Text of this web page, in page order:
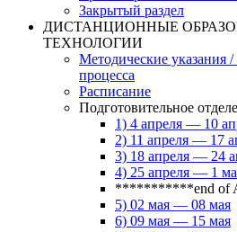
Закрытый раздел
ДИСТАНЦИОННЫЕ
ТЕХНОЛОГИИ
Методические указания
процесса
Расписание
Подготовительное
1) 4 апреля — 10
2) 11 апреля — 17
3) 18 апреля — 24
4) 25 апреля — 1
***********end of
5) 02 мая — 08 мая
6) 09 мая — 15 мая